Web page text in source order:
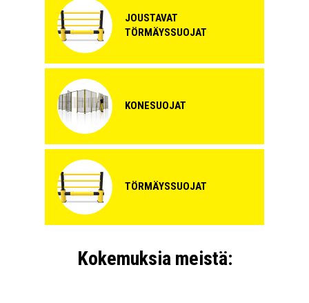
JOUSTAVAT
TÖRMÄYSSUOJAT
KONESUOJAT
TÖRMÄYSSUOJAT
Kokemuksia meistä: